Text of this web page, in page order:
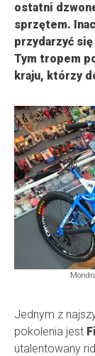
ostatni
sprzętem.
przydarzyć
Tym tropem
kraju, którzy
Jednym z
pokolenia jest
utalentowany